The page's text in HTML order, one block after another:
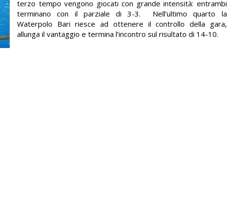
terzo tempo vengono giocati con grande intensità: entrambi
terminano con il parziale di 3-3. Nell’ultimo quarto la
Waterpolo Bari riesce ad ottenere il controllo della gara,
allunga il vantaggio e termina l’incontro sul risultato di 14-10.